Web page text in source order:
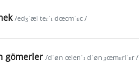
/edʒˈæl teɾˈɪ dœcmˈɛc /
gömerler /dˈøn œlenˈɪ dˈøn ɟœmɛrlˈɛr /